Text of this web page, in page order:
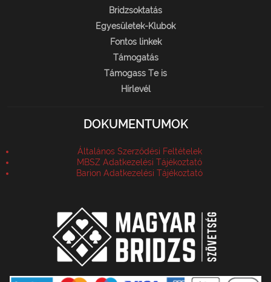
Bridzsoktatás
Egyesületek-Klubok
Fontos linkek
Támogatás
Támogass Te is
Hírlevél
DOKUMENTUMOK
Általános Szerződési Feltételek
MBSZ Adatkezelési Tájékoztató
Barion Adatkezelési Tájékoztató